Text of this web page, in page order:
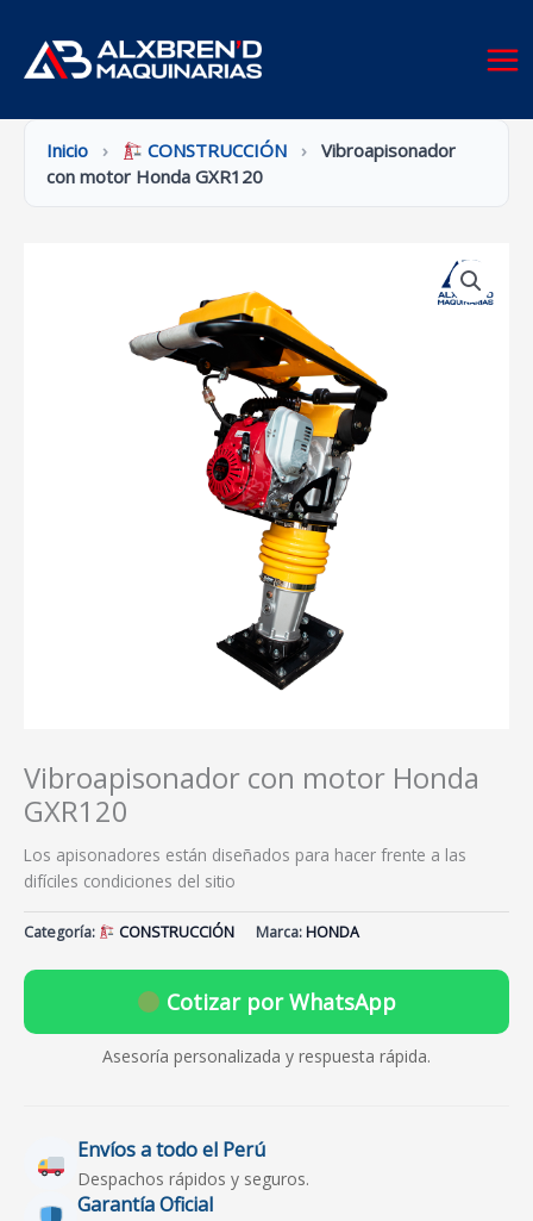
contenido
Inicio › CONSTRUCCIÓN ›
Vibroapisonador
con motor Honda GXR120
Vibroapisonador con motor Honda
GXR120
Los apisonadores están diseñados para hacer frente a las
difíciles condiciones del sitio
Categoría: CONSTRUCCIÓN Marca:HONDA
Cotizar por WhatsApp
Asesoría personalizada y respuesta rápida.
Envíos a todo el Perú
Despachos rápidos y seguros.
Garantía Oficial